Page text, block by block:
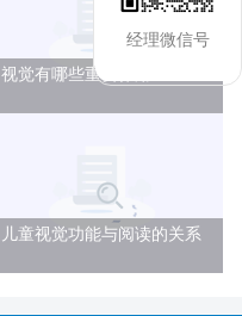
视觉有哪些重要作用
儿童视觉功能与阅读的关系
经理微信号